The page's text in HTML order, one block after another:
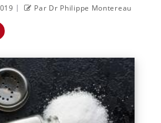
| Par Dr Philippe Montereau